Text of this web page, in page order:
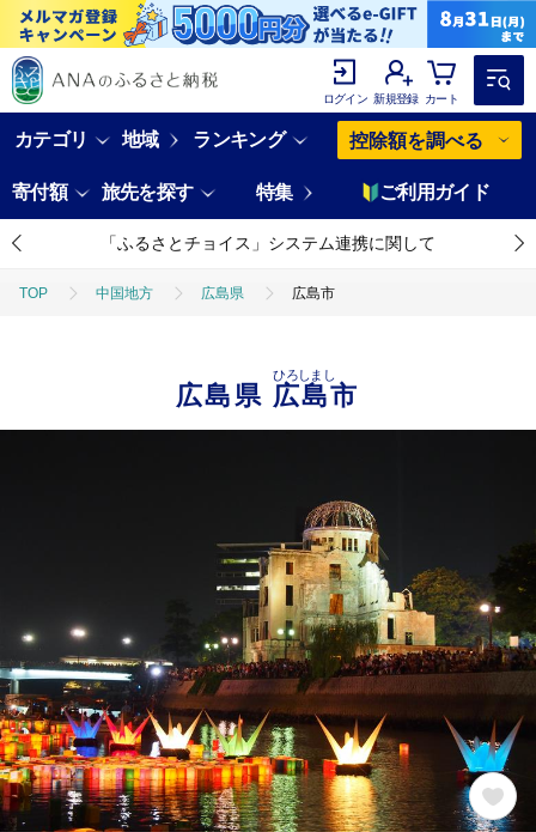
ログイン 新規登録 カート
カテゴリ 地域 ランキング 控除額を調べる
寄付額 旅先を探す 特集 ご利用ガイド
「ふるさとチョイス」システム連携に関して
TOP 中国地方 広島県 広島市
広島県 広島市
ひろしまし